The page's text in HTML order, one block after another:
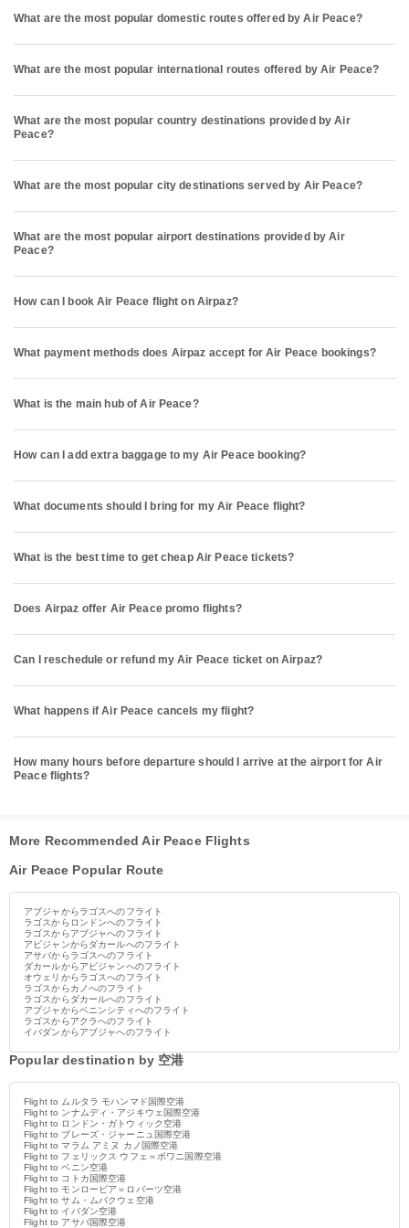
What are the most popular domestic routes offered by Air Peace?
What are the most popular international routes offered by Air Peace?
What are the most popular country destinations provided by Air
Peace?
What are the most popular city destinations served by Air Peace?
What are the most popular airport destinations provided by Air
Peace?
How can I book Air Peace flight on Airpaz?
What payment methods does Airpaz accept for Air Peace bookings?
What is the main hub of Air Peace?
How can I add extra baggage to my Air Peace booking?
What documents should I bring for my Air Peace flight?
What is the best time to get cheap Air Peace tickets?
Does Airpaz offer Air Peace promo flights?
Can I reschedule or refund my Air Peace ticket on Airpaz?
What happens if Air Peace cancels my flight?
How many hours before departure should I arrive at the airport for Air
Peace flights?
More Recommended Air Peace Flights
Air Peace Popular Route
アブジャからラゴスへのフライト
ラゴスからロンドンへのフライト
ラゴスからアブジャへのフライト
アビジャンからダカールへのフライト
アサバからラゴスへのフライト
ダカールからアビジャンへのフライト
オウェリからラゴスへのフライト
ラゴスからカノへのフライト
ラゴスからダカールへのフライト
アブジャからベニンシティへのフライト
ラゴスからアクラへのフライト
イバダンからアブジャへのフライト
Popular destination by 空港
Flight to ムルタラ モハンマド国際空港
Flight to ンナムディ・アジキウェ国際空港
Flight to ロンドン・ガトウィック空港
Flight to ブレーズ・ジャーニュ国際空港
Flight to マラム アミヌ カノ国際空港
Flight to フェリックス ウフェ＝ボワニ国際空港
Flight to ベニン空港
Flight to コトカ国際空港
Flight to モンロービア＝ロバーツ空港
Flight to サム・ムバクウェ空港
Flight to イバダン空港
Flight to アサバ国際空港